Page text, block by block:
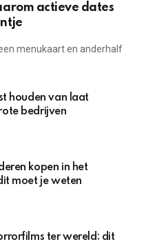
actieve dates
menukaart en anderhalf
houden van laat
bedrijven
kopen in het
moet je weten
ter wereld: dit